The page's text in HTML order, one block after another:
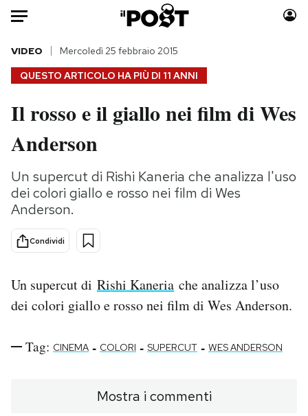
Auto
HOME
Italia
Politica
Tecnologia
Internet
Scienza
Cultura
Economia
Moda
Storie/Idee
Ok Boomer!
QUESTO ARTICOLO HA PIÙ DI 11 ANNI
VIDEO Mercoledì 25 febbraio 2015
Il rosso e il giallo nei film di Wes
Anderson
Un supercut di Rishi Kaneria che analizza l'uso
dei colori giallo e rosso nei film di Wes
Anderson.
Condividi
Un supercut di Rishi Kaneria che analizza l’uso
dei colori giallo e rosso nei film di Wes Anderson.
Tag: CINEMA - COLORI - SUPERCUT - WES ANDERSON
Mostra i commenti